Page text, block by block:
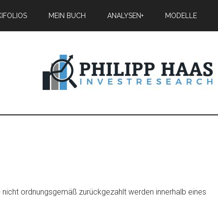
MEIN BUCH ANALYSEN+ MODELLE
ordnungsgemäß zurückgezahlt werden innerhalb eines